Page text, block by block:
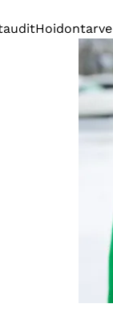
Hoidontarve